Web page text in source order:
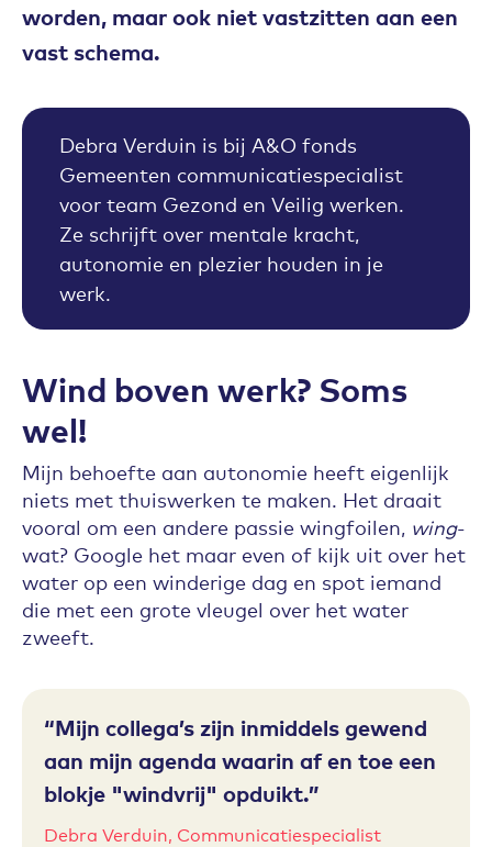
worden, maar ook niet vastzitten aan een
vast schema.
Debra Verduin is bij A&O fonds
Gemeenten communicatiespecialist
voor team Gezond en Veilig werken.
Ze schrijft over mentale kracht,
autonomie en plezier houden in je
werk.
Wind boven werk? Soms
wel!
Mijn behoefte aan autonomie heeft eigenlijk
niets met thuiswerken te maken. Het draait
vooral om een andere passie wingfoilen, wing-
wat? Google het maar even of kijk uit over het
water op een winderige dag en spot iemand
die met een grote vleugel over het water
zweeft.
Mijn collega’s zijn inmiddels gewend
aan mijn agenda waarin af en toe een
blokje "windvrij" opduikt.
Debra Verduin, Communicatiespecialist